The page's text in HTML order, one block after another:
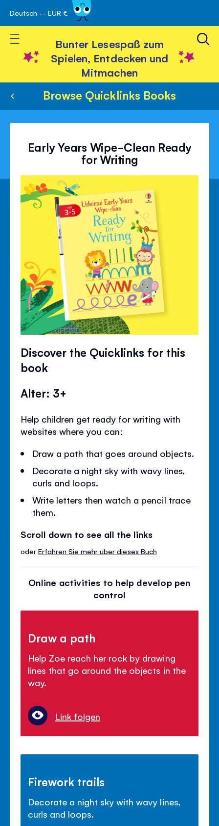
Skip
to
Content
Deutsch – EUR €
Toggle Nav
Bunter Lesespaß zum
Spielen, Entdecken und
Mitmachen
Browse Quicklinks Books
Early Years Wipe-Clean Ready
for Writing
Discover the Quicklinks for this
book
Alter: 3+
Help children get ready for writing with
websites where you can:
Draw a path that goes around objects.
Decorate a night sky with wavy lines,
curls and loops.
Write letters then watch a pencil trace
them.
Scroll down to see all the links
oderErfahren Sie mehr über dieses Buch
Online activities to help develop pen
control
Draw a path
Help Zoe reach her rock by drawing
lines that go around the objects in the
way.
Link folgen
Firework trails
Decorate a night sky with wavy lines,
curls and loops.